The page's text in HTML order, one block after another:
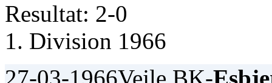
Resultat: 2-0
1. Division 1966